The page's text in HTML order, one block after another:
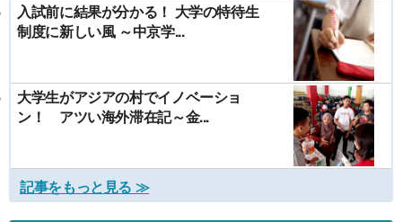
入試前に結果が分かる！ 大学の特待生
制度に新しい風 ～中京学...
大学生がアジアの村でイノベーショ
ン！ アツい海外滞在記～金...
記事をもっと見る ≫